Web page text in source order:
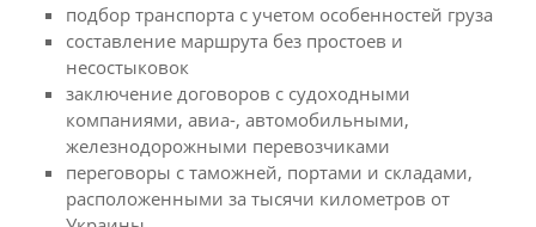
подбор транспорта с учетом особенностей груза
составление маршрута без простоев и
несостыковок
заключение договоров с судоходными
компаниями, авиа-, автомобильными,
железнодорожными перевозчиками
переговоры с таможней, портами и складами,
расположенными за тысячи километров от